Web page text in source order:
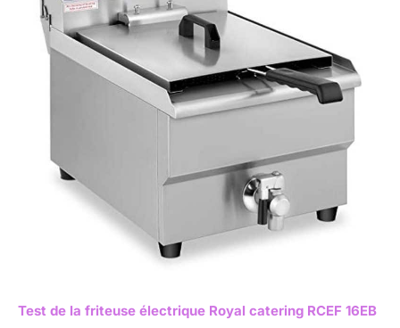
Test de la friteuse électrique Royal catering RCEF 16EB